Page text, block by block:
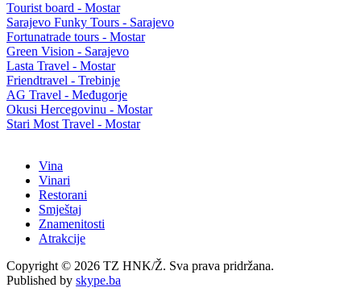
Tourist board - Mostar
Sarajevo Funky Tours - Sarajevo
Fortunatrade tours - Mostar
Green Vision - Sarajevo
Lasta Travel - Mostar
Friendtravel - Trebinje
AG Travel - Međugorje
Okusi Hercegovinu - Mostar
Stari Most Travel - Mostar
Vina
Vinari
Restorani
Smještaj
Znamenitosti
Atrakcije
Copyright © 2026 TZ HNK/Ž. Sva prava pridržana.
Published by skype.ba